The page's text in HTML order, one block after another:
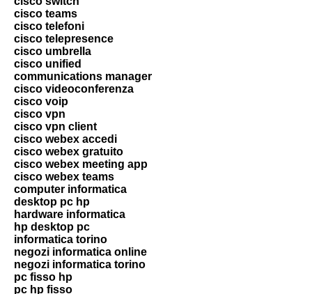
cisco teams
cisco telefoni
cisco telepresence
cisco umbrella
cisco unified
communications manager
cisco videoconferenza
cisco voip
cisco vpn
cisco vpn client
cisco webex accedi
cisco webex gratuito
cisco webex meeting app
cisco webex teams
computer informatica
desktop pc hp
hardware informatica
hp desktop pc
informatica torino
negozi informatica online
negozi informatica torino
pc fisso hp
pc hp fisso